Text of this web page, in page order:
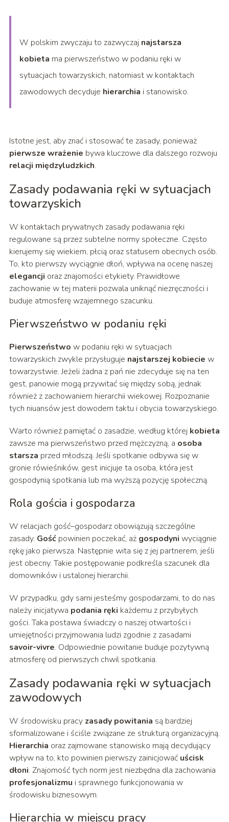
W polskim zwyczaju to zazwyczaj najstarsza
kobieta ma pierwszeństwo w podaniu ręki w
sytuacjach towarzyskich, natomiast w kontaktach
zawodowych decyduje hierarchia i stanowisko.
Istotne jest, aby znać i stosować te zasady, ponieważ
pierwsze wrażenie bywa kluczowe dla dalszego rozwoju
relacji międzyludzkich.
Zasady podawania ręki w sytuacjach
towarzyskich
W kontaktach prywatnych zasady podawania ręki
regulowane są przez subtelne normy społeczne. Często
kierujemy się wiekiem, płcią oraz statusem obecnych osób.
To, kto pierwszy wyciągnie dłoń, wpływa na ocenę naszej
elegancji oraz znajomości etykiety. Prawidłowe
zachowanie w tej materii pozwala uniknąć niezręczności i
buduje atmosferę wzajemnego szacunku.
Pierwszeństwo w podaniu ręki
Pierwszeństwo w podaniu ręki w sytuacjach
towarzyskich zwykle przysługuje najstarszej kobiecie w
towarzystwie. Jeżeli żadna z pań nie zdecyduje się na ten
gest, panowie mogą przywitać się między sobą, jednak
również z zachowaniem hierarchii wiekowej. Rozpoznanie
tych niuansów jest dowodem taktu i obycia towarzyskiego.
Warto również pamiętać o zasadzie, według której kobieta
zawsze ma pierwszeństwo przed mężczyzną, a osoba
starsza przed młodszą. Jeśli spotkanie odbywa się w
gronie rówieśników, gest inicjuje ta osoba, która jest
gospodynią spotkania lub ma wyższą pozycję społeczną.
Rola gościa i gospodarza
W relacjach gość–gospodarz obowiązują szczególne
zasady. Gośćpowinien poczekać, aż gospodyni wyciągnie
rękę jako pierwsza. Następnie wita się z jej partnerem, jeśli
jest obecny. Takie postępowanie podkreśla szacunek dla
domowników i ustalonej hierarchii.
W przypadku, gdy sami jesteśmy gospodarzami, to do nas
należy inicjatywa podania ręki każdemu z przybyłych
gości. Taka postawa świadczy o naszej otwartości i
umiejętności przyjmowania ludzi zgodnie z zasadami
savoir-vivre. Odpowiednie powitanie buduje pozytywną
atmosferę od pierwszych chwil spotkania.
Zasady podawania ręki w sytuacjach
zawodowych
W środowisku pracy zasady powitania są bardziej
sformalizowane i ściśle związane ze strukturą organizacyjną.
Hierarchia oraz zajmowane stanowisko mają decydujący
wpływ na to, kto powinien pierwszy zainicjować uścisk
dłoni. Znajomość tych norm jest niezbędna dla zachowania
profesjonalizmu i sprawnego funkcjonowania w
środowisku biznesowym.
Hierarchia w miejscu pracy